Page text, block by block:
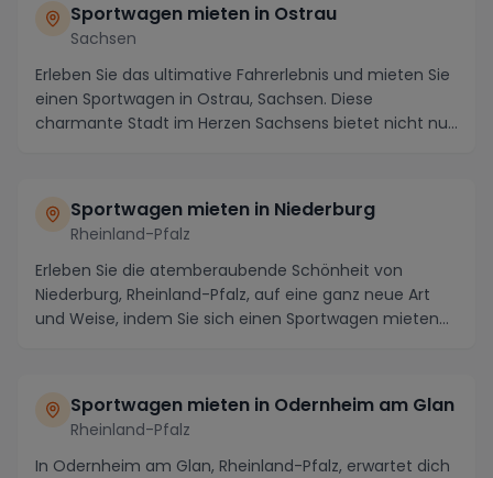
Sportwagen mieten in Ostrau
Sachsen
Erleben Sie das ultimative Fahrerlebnis und mieten Sie
einen Sportwagen in Ostrau, Sachsen. Diese
charmante Stadt im Herzen Sachsens bietet nicht nur
Sportwagen mieten in Niederburg
Rheinland-Pfalz
Erleben Sie die atemberaubende Schönheit von
Niederburg, Rheinland-Pfalz, auf eine ganz neue Art
und Weise, indem Sie sich einen Sportwagen mieten
Sportwagen mieten in Odernheim am Glan
Rheinland-Pfalz
In Odernheim am Glan, Rheinland-Pfalz, erwartet dich